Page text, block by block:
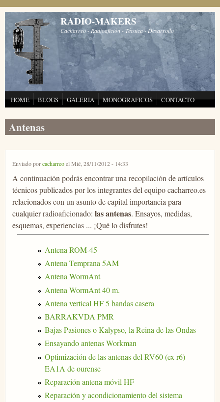
Pasar al contenido principal
RADIO-MAKERS
Cacharreo - Radioafición - Técnica - Desarrollo
HOME BLOGS GALERIA MONOGRAFICOS CONTACTO
Antenas
Enviado porcacharreoel Mié, 28/11/2012 - 14:33
A continuación podrás encontrar una recopilación de artículos
técnicos publicados por los integrantes del equipo cacharreo.es
relacionados con un asunto de capital importancia para
cualquier radioaficionado: las antenas. Ensayos, medidas,
esquemas, experiencias ... ¡Qué lo disfrutes!
Antena ROM-45
Antena Temprana 5AM
Antena WormAnt
Antena WormAnt 40 m.
Antena vertical HF 5 bandas casera
BARRAKVDA PMR
Bajas Pasiones o Kalypso, la Reina de las Ondas
Ensayando antenas Workman
Optimización de las antenas del RV60 (ex r6)
EA1A de ourense
Reparación antena móvil HF
Reparación y acondicionamiento del sistema